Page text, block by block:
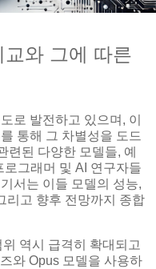
와 그에 따른
로 발전하고 있으며, 이
통해 그 차별성을 도드
련된 다양한 모델들, 예
그래머 및 AI 연구자들
서는 이들 모델의 성능,
리고 향후 전망까지 종합
역시 급격히 확대되고
와 Opus 모델을 사용하